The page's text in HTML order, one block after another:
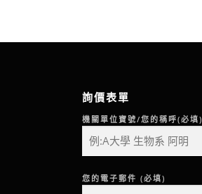
詢價表單
機關單位寶號/您的稱呼(必填)
您的電子郵件 (必填)